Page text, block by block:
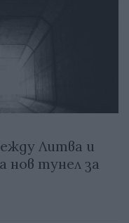
Литва и
нов тунел за